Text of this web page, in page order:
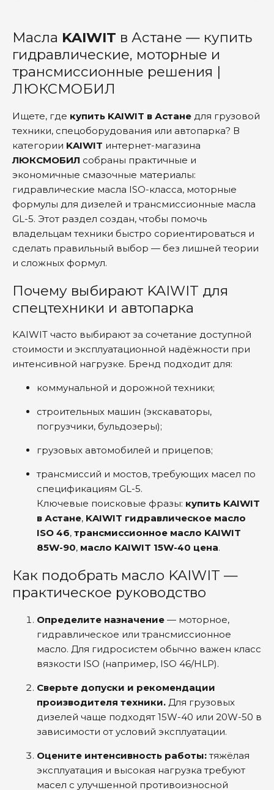
Масла KAIWIT в Астане — купить
гидравлические, моторные и
трансмиссионные решения |
ЛЮКСМОБИЛ
Ищете, где купить KAIWIT в Астане для грузовой
техники, спецоборудования или автопарка? В
категории KAIWIT интернет-магазина
ЛЮКСМОБИЛ собраны практичные и
экономичные смазочные материалы:
гидравлические масла ISO-класса, моторные
формулы для дизелей и трансмиссионные масла
GL-5. Этот раздел создан, чтобы помочь
владельцам техники быстро сориентироваться и
сделать правильный выбор — без лишней теории
и сложных формул.
Почему выбирают KAIWIT для
спецтехники и автопарка
KAIWIT часто выбирают за сочетание доступной
стоимости и эксплуатационной надёжности при
интенсивной нагрузке. Бренд подходит для:
коммунальной и дорожной техники;
строительных машин (экскаваторы,
погрузчики, бульдозеры);
грузовых автомобилей и прицепов;
трансмиссий и мостов, требующих масел по
спецификациям GL-5.
Ключевые поисковые фразы: купить KAIWIT
в Астане, KAIWIT гидравлическое масло
ISO 46, трансмиссионное масло KAIWIT
85W-90, масло KAIWIT 15W-40 цена.
Как подобрать масло KAIWIT —
практическое руководство
Определите назначение — моторное,
гидравлическое или трансмиссионное
масло. Для гидросистем обычно важен класс
вязкости ISO (например, ISO 46/HLP).
Сверьте допуски и рекомендации
производителя техники. Для грузовых
дизелей чаще подходят 15W-40 или 20W-50 в
зависимости от условий эксплуатации.
Оцените интенсивность работы: тяжёлая
эксплуатация и высокая нагрузка требуют
масел с улучшенной противоизносной